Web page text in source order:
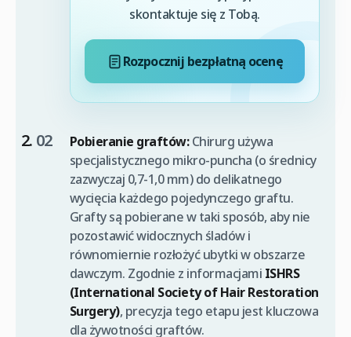
skontaktuje się z Tobą.
Rozpocznij bezpłatną ocenę
Pobieranie graftów:Chirurg używa
specjalistycznego mikro-puncha (o średnicy
zazwyczaj 0,7-1,0 mm) do delikatnego
wycięcia każdego pojedynczego graftu.
Grafty są pobierane w taki sposób, aby nie
pozostawić widocznych śladów i
równomiernie rozłożyć ubytki w obszarze
dawczym. Zgodnie z informacjami ISHRS
(International Society of Hair Restoration
Surgery), precyzja tego etapu jest kluczowa
dla żywotności graftów.